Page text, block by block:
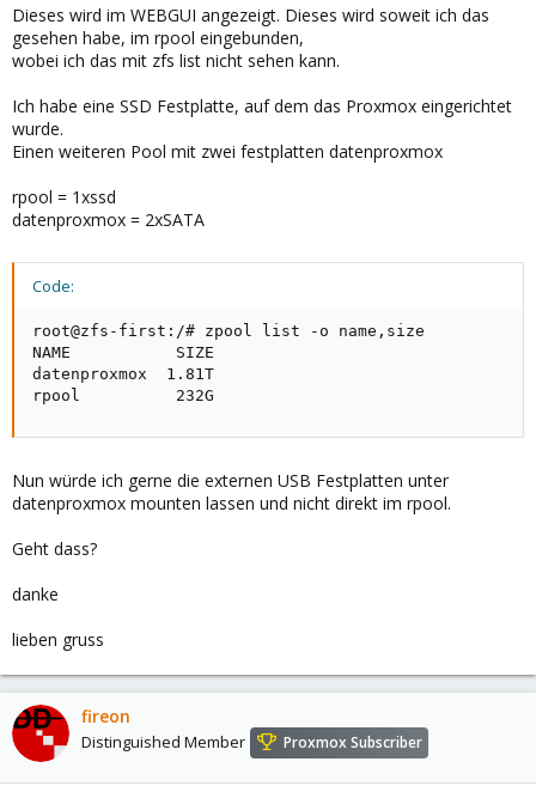
Dieses wird im WEBGUI angezeigt. Dieses wird soweit ich das
gesehen habe, im rpool eingebunden,
wobei ich das mit zfs list nicht sehen kann.
Ich habe eine SSD Festplatte, auf dem das Proxmox eingerichtet
wurde.
Einen weiteren Pool mit zwei festplatten datenproxmox
rpool = 1xssd
datenproxmox = 2xSATA
Code:
root@zfs-first:/# zpool list -o name,size
NAME           SIZE
datenproxmox  1.81T
rpool          232G
Nun würde ich gerne die externen USB Festplatten unter
datenproxmox mounten lassen und nicht direkt im rpool.
Geht dass?
danke
lieben gruss
fireon
Distinguished Member Proxmox Subscriber